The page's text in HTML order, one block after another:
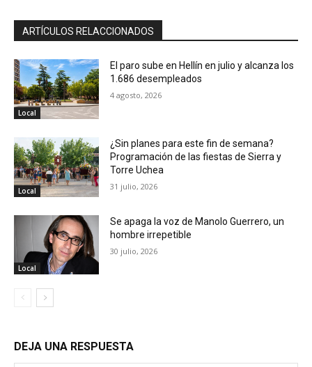
ARTÍCULOS RELACCIONADOS
Local
El paro sube en Hellín en julio y alcanza los
1.686 desempleados
4 agosto, 2026
Local
¿Sin planes para este fin de semana?
Programación de las fiestas de Sierra y
Torre Uchea
31 julio, 2026
Local
Se apaga la voz de Manolo Guerrero, un
hombre irrepetible
30 julio, 2026
DEJA UNA RESPUESTA